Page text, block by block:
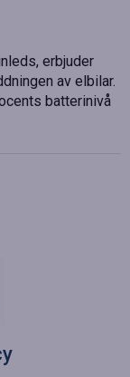
erbjuder
av elbilar.
batterinivå